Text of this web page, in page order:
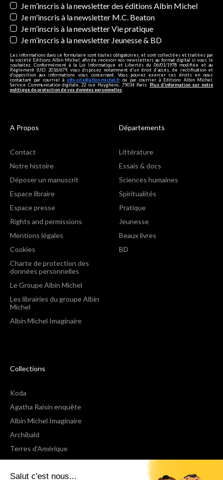
Salut c'est nous...
Newsletters
Je m’inscris à la newsletter des éditions Albin Michel
Je m'inscris à la newsletter M.C. Beaton
Je m’inscris à la newsletter Vie pratique
Je m’inscris à la newsletter Jeunesse & BD
Les informations dans ce formulaire sont toutes obligatoires, et sont collectées et traitées par
la société Editions Albin Michel, afin de recevoir nos newsletters au format digital si vous le
souhaitez. Conformément à la Loi Informatique et Libertés du 06/01/1978 modifiée et au
Règlement (UE) 2016/679, vous disposez notamment d'un droit d'accès, de rectification et
d’opposition aux informations vous concernant. Vous pouvez exercer ces droits en nous
contactant par courriel à info-site@albin-michel.fr ou par courrier à Editions Albin Michel,
Service Communication digitale, 22 rue Huyghens, 75014 Paris. Plus d’information sur notre
politique de protection de vos données personnelles
A Propos
Contact
Notre histoire
Déposer un manuscrit
Espace libraire
Espace presse
Rights and permissions
Mentions légales
Cookies
Charte de protection des
données personnelles
Le Groupe Albin Michel
Les librairies du groupe Albin
Michel
Albin Michel Imaginaire
Départements
Littérature
Essais & docs
Sciences humaines
Spiritualités
Pratique
Jeunesse
Beaux livres
BD
Collections
Koda
Agatha Raisin enquête
Albin Michel Imaginaire
Archibald
Terres d'Amérique
Espaces Libres Poche
NOX